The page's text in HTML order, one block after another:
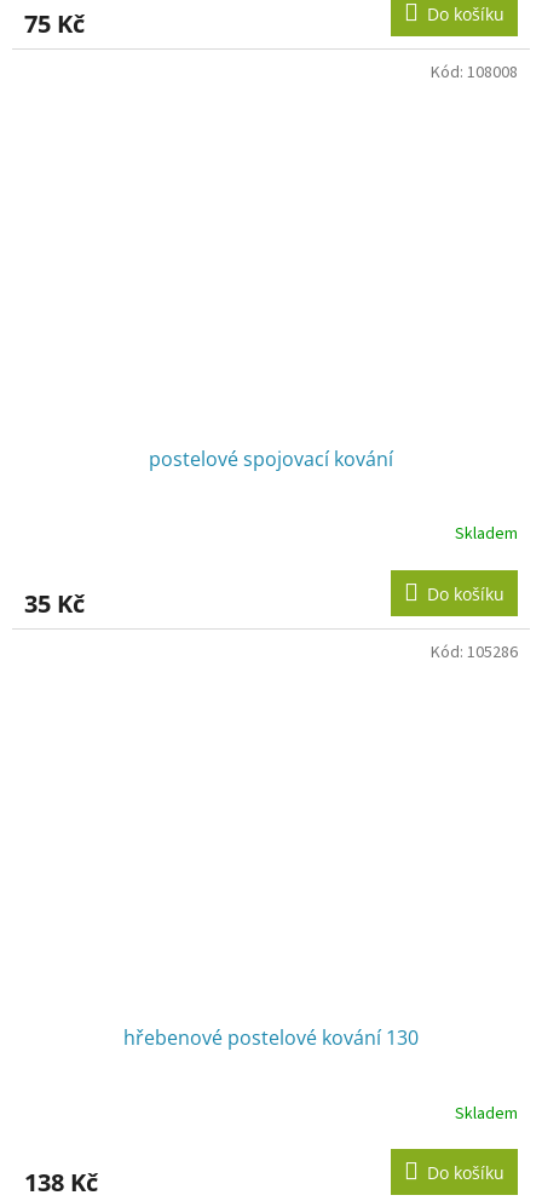
75 Kč Do košíku
postelové spojovací kování
Skladem
35 Kč Do košíku
Kód: 108008
hřebenové postelové kování 130
Skladem
138 Kč Do košíku
Kód: 105286